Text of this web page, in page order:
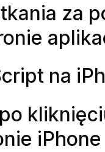
za
na